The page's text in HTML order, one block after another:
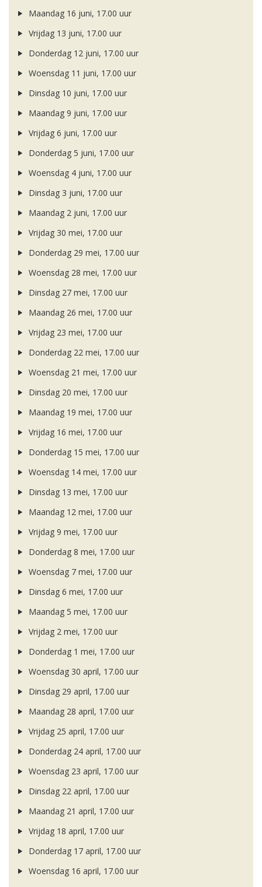
Maandag 16 juni, 17.00 uur
Vrijdag 13 juni, 17.00 uur
Donderdag 12 juni, 17.00 uur
Woensdag 11 juni, 17.00 uur
Dinsdag 10 juni, 17.00 uur
Maandag 9 juni, 17.00 uur
Vrijdag 6 juni, 17.00 uur
Donderdag 5 juni, 17.00 uur
Woensdag 4 juni, 17.00 uur
Dinsdag 3 juni, 17.00 uur
Maandag 2 juni, 17.00 uur
Vrijdag 30 mei, 17.00 uur
Donderdag 29 mei, 17.00 uur
Woensdag 28 mei, 17.00 uur
Dinsdag 27 mei, 17.00 uur
Maandag 26 mei, 17.00 uur
Vrijdag 23 mei, 17.00 uur
Donderdag 22 mei, 17.00 uur
Woensdag 21 mei, 17.00 uur
Dinsdag 20 mei, 17.00 uur
Maandag 19 mei, 17.00 uur
Vrijdag 16 mei, 17.00 uur
Donderdag 15 mei, 17.00 uur
Woensdag 14 mei, 17.00 uur
Dinsdag 13 mei, 17.00 uur
Maandag 12 mei, 17.00 uur
Vrijdag 9 mei, 17.00 uur
Donderdag 8 mei, 17.00 uur
Woensdag 7 mei, 17.00 uur
Dinsdag 6 mei, 17.00 uur
Maandag 5 mei, 17.00 uur
Vrijdag 2 mei, 17.00 uur
Donderdag 1 mei, 17.00 uur
Woensdag 30 april, 17.00 uur
Dinsdag 29 april, 17.00 uur
Maandag 28 april, 17.00 uur
Vrijdag 25 april, 17.00 uur
Donderdag 24 april, 17.00 uur
Woensdag 23 april, 17.00 uur
Dinsdag 22 april, 17.00 uur
Maandag 21 april, 17.00 uur
Vrijdag 18 april, 17.00 uur
Donderdag 17 april, 17.00 uur
Woensdag 16 april, 17.00 uur